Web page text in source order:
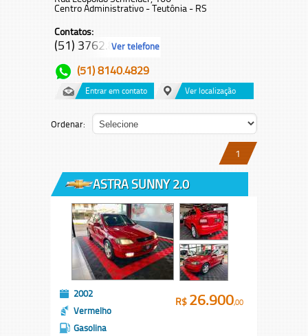
Centro Administrativo - Teutônia - RS
Contatos:
(51) 3762.8...Ver telefone
(51) 8140.4829
Entrar em contato Ver localização
Ordenar:
1
ASTRA SUNNY 2.0
2002
Vermelho
Gasolina
R$ 26.900,00